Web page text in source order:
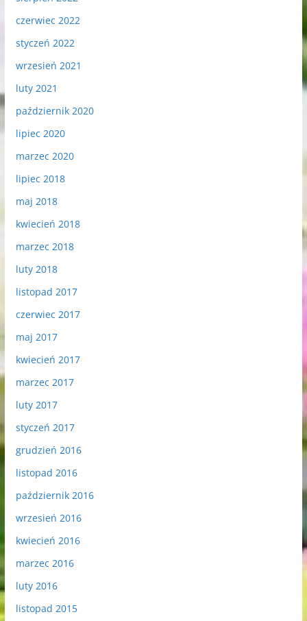
czerwiec 2022
styczeń 2022
wrzesień 2021
luty 2021
październik 2020
lipiec 2020
marzec 2020
lipiec 2018
maj 2018
kwiecień 2018
marzec 2018
luty 2018
listopad 2017
czerwiec 2017
maj 2017
kwiecień 2017
marzec 2017
luty 2017
styczeń 2017
grudzień 2016
listopad 2016
październik 2016
wrzesień 2016
kwiecień 2016
marzec 2016
luty 2016
listopad 2015